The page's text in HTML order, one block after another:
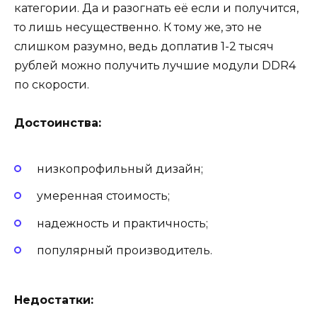
категории. Да и разогнать её если и получится,
то лишь несущественно. К тому же, это не
слишком разумно, ведь доплатив 1-2 тысяч
рублей можно получить лучшие модули DDR4
по скорости.
Достоинства:
низкопрофильный дизайн;
умеренная стоимость;
надежность и практичность;
популярный производитель.
Недостатки: